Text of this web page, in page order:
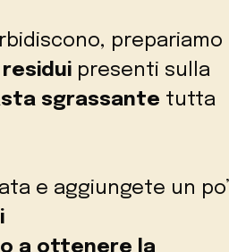
prepariamo
residui presenti sulla
sgrassante tutta
e aggiungete un po’
a ottenere la